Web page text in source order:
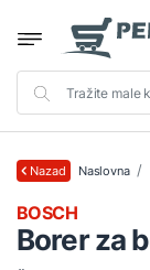
Nazad Naslovna
Borer za
BOSCH